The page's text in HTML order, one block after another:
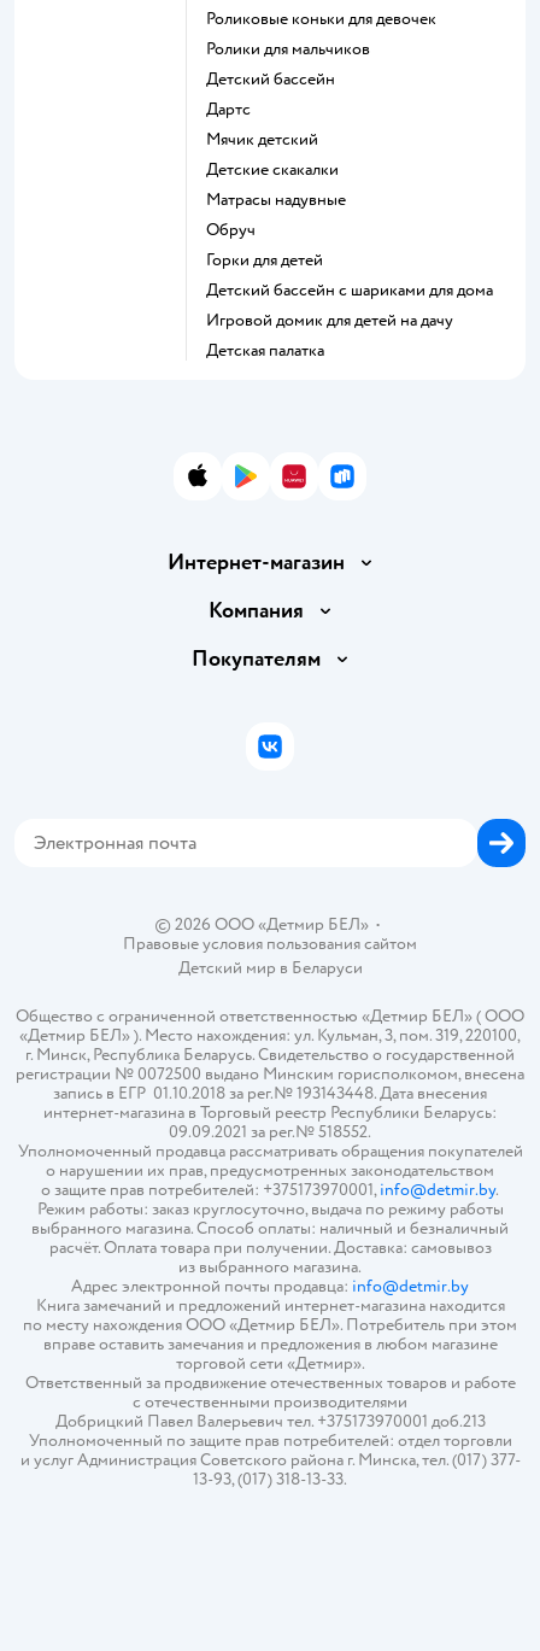
Роликовые коньки для девочек
Ролики для мальчиков
Детский бассейн
Дартс
Мячик детский
Детские скакалки
Матрасы надувные
Обруч
Горки для детей
Детский бассейн с шариками для дома
Игровой домик для детей на дачу
Детская палатка
App StoreGoogle Play
AppGallery
RuStore
Интернет-магазин
Доставка и оплата
Правила продажи
Политика использования файлов cookie
Компания
Вакансии
Покупателям
Бонусные карты
© 2026 ООО «Детмир БЕЛ»•
Правовые условия пользования сайтом
Детский мир в Беларуси
Общество с ограниченной ответственностью «Детмир БЕЛ» ( ООО
«Детмир БЕЛ» ). Место нахождения: ул. Кульман, 3, пом. 319, 220100,
г. Минск, Республика Беларусь. Свидетельство о государственной
регистрации № 0072500 выдано Минским горисполкомом, внесена
запись в ЕГР 01.10.2018 за рег.№ 193143448. Дата внесения
интернет-магазина в Торговый реестр Республики Беларусь:
09.09.2021 за рег.№ 518552.
Уполномоченный продавца рассматривать обращения покупателей
о нарушении их прав, предусмотренных законодательством
о защите прав потребителей: +375173970001,info@detmir.by.
Режим работы: заказ круглосуточно, выдача по режиму работы
выбранного магазина. Способ оплаты: наличный и безналичный
расчёт. Оплата товара при получении. Доставка: самовывоз
из выбранного магазина.
Адрес электронной почты продавца: info@detmir.by
Книга замечаний и предложений интернет-магазина находится
по месту нахождения ООО «Детмир БЕЛ». Потребитель при этом
вправе оставить замечания и предложения в любом магазине
торговой сети «Детмир».
Ответственный за продвижение отечественных товаров и работе
с отечественными производителями
Добрицкий Павел Валерьевич тел. +375173970001 доб.213
Уполномоченный по защите прав потребителей: отдел торговли
и услуг Администрация Советского района г. Минска, тел. (017) 377-
13-93, (017) 318-13-33.
ВКонтакте